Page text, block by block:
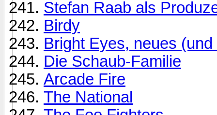
Stefan Raab als
Birdy
Bright Eyes, neues
Die Schaub-Familie
Arcade Fire
The National